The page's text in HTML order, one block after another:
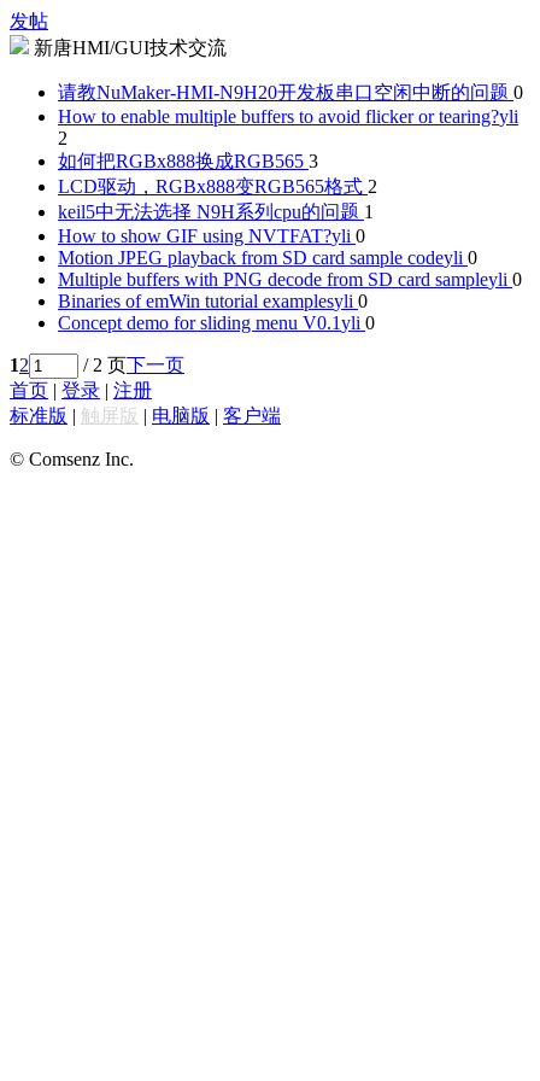
发帖
新唐HMI/GUI技术交流
请教NuMaker-HMI-N9H20开发板串口空闲中断的问题 0
How to enable multiple buffers to avoid flicker or tearing?yli
2
如何把RGBx888换成RGB565 3
LCD驱动，RGBx888变RGB565格式 2
keil5中无法选择 N9H系列cpu的问题 1
How to show GIF using NVTFAT?yli 0
Motion JPEG playback from SD card sample codeyli 0
Multiple buffers with PNG decode from SD card sampleyli 0
Binaries of emWin tutorial examplesyli 0
Concept demo for sliding menu V0.1yli 0
12 / 2 页下一页
首页 | 登录 | 注册
标准版 | 触屏版 | 电脑版 | 客户端
© Comsenz Inc.